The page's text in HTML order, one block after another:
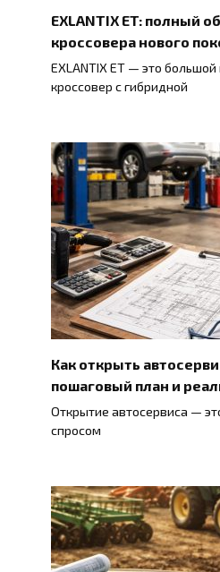
EXLANTIX ET: полный
кроссовера нового
EXLANTIX ET — это
кроссовер с гибридной
Как открыть
пошаговый план и
Открытие автосервиса —
спросом